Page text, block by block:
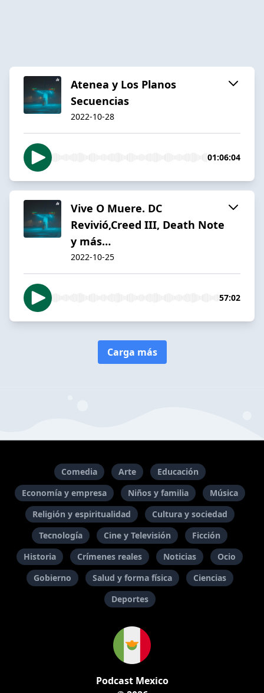
Atenea y Los Planos
Secuencias
2022-10-28
01:06:04
Vive O Muere. DC
Revivió,Creed III, Death Note
y más…
2022-10-25
57:02
Carga más
Comedia Arte
Educación
Economía y empresa
Niños y familia
Música
Religión y espiritualidad
Cultura y sociedad
Tecnología
Cine y Televisión
Ficción
Historia
Crímenes reales Noticias
Ocio
Gobierno
Salud y forma física
Ciencias
Deportes
Podcast Mexico